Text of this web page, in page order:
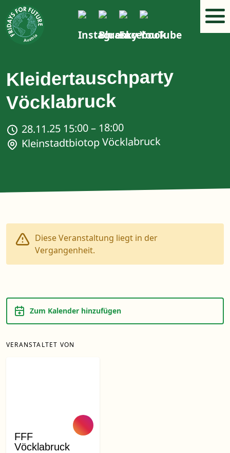
Kleidertauschparty
Vöcklabruck
28.11.25 15:00 – 18:00
Kleinstadtbiotop Vöcklabruck
Diese Veranstaltung liegt in der
Vergangenheit.
Zum Kalender hinzufügen
VERANSTALTET VON
FFF
Vöcklabruck